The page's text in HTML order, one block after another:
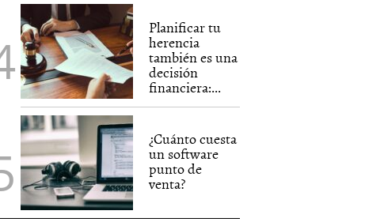
Planificar tu
herencia
también es una
decisión
financiera:...
¿Cuánto cuesta
un software
punto de
venta?